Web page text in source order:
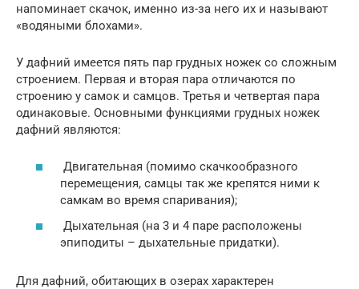
напоминает скачок, именно из-за него их и называют
«водяными блохами».
У дафний имеется пять пар грудных ножек со сложным
строением. Первая и вторая пара отличаются по
строению у самок и самцов. Третья и четвертая пара
одинаковые. Основными функциями грудных ножек
дафний являются:
Двигательная (помимо скачкообразного
перемещения, самцы так же крепятся ними к
самкам во время спаривания);
Дыхательная (на 3 и 4 паре расположены
эпиподиты – дыхательные придатки).
Для дафний, обитающих в озерах характерен